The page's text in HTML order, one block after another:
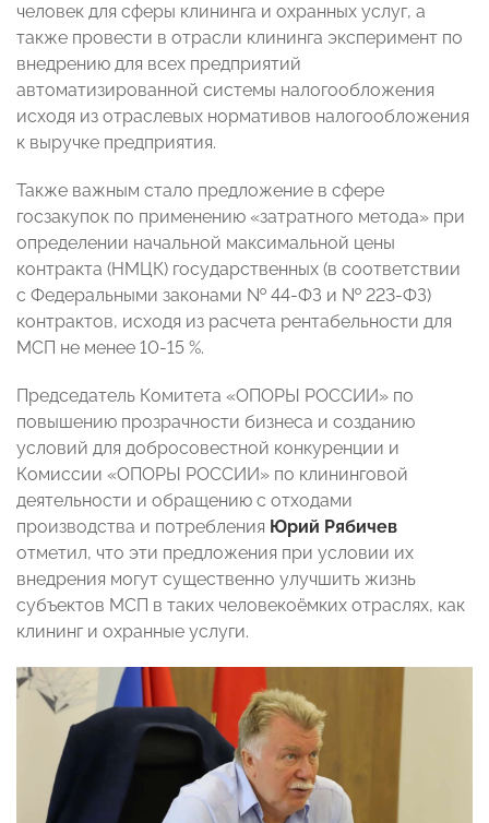
человек для сферы клининга и охранных услуг, а
также провести в отрасли клининга эксперимент по
внедрению для всех предприятий
автоматизированной системы налогообложения
исходя из отраслевых нормативов налогообложения
к выручке предприятия.
Также важным стало предложение в сфере
госзакупок по применению «затратного метода» при
определении начальной максимальной цены
контракта (НМЦК) государственных (в соответствии
с Федеральными законами № 44-ФЗ и № 223-ФЗ)
контрактов, исходя из расчета рентабельности для
МСП не менее 10-15 %.
Председатель Комитета «ОПОРЫ РОССИИ» по
повышению прозрачности бизнеса и созданию
условий для добросовестной конкуренции и
Комиссии «ОПОРЫ РОССИИ» по клининговой
деятельности и обращению с отходами
производства и потребления Юрий Рябичев
отметил, что эти предложения при условии их
внедрения могут существенно улучшить жизнь
субъектов МСП в таких человекоёмких отраслях, как
клининг и охранные услуги.